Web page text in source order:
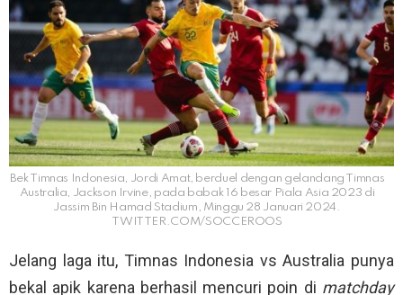
Bek Timnas Indonesia, Jordi Amat, berduel dengan gelandang Timnas
Australia, Jackson Irvine, pada babak 16 besar Piala Asia 2023 di
Jassim Bin Hamad Stadium, Minggu 28 Januari 2024.
TWITTER.COM/SOCCEROOS
Jelang laga itu, Timnas Indonesia vs Australia punya
bekal apik karena berhasil mencuri poin di matchday